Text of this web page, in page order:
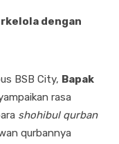
dengan
BSB City, Bapak
rasa
shohibul qurban
qurbannya